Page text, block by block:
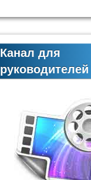
Канал для
руководителей